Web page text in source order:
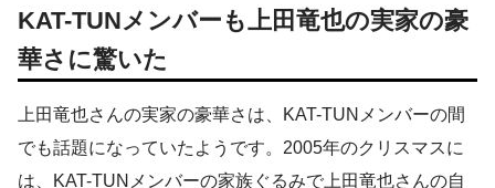
KAT-TUNメンバーも上田竜也の実家の豪
華さに驚いた
上田竜也さんの実家の豪華さは、KAT-TUNメンバーの間
でも話題になっていたようです。2005年のクリスマスに
は、KAT-TUNメンバーの家族ぐるみで上田竜也さんの自